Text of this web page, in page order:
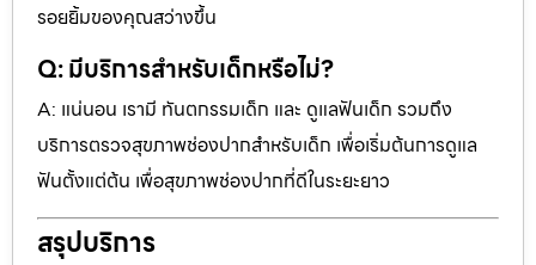
รอยยิ้มของคุณสว่างขึ้น
Q: มีบริการสำหรับเด็กหรือไม่?
A: แน่นอน เรามี ทันตกรรมเด็ก และ ดูแลฟันเด็ก รวมถึง
บริการตรวจสุขภาพช่องปากสำหรับเด็ก เพื่อเริ่มต้นการดูแล
ฟันตั้งแต่ต้น เพื่อสุขภาพช่องปากที่ดีในระยะยาว
สรุปบริการ